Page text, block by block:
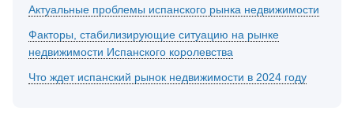
Актуальные проблемы испанского рынка недвижимости
Факторы, стабилизирующие ситуацию на рынке
недвижимости Испанского королевства
Что ждет испанский рынок недвижимости в 2024 году